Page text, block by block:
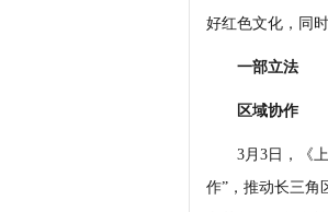
好红色文化，同
一部立法
区域协作
3月3日，《上
作”，推动长三角